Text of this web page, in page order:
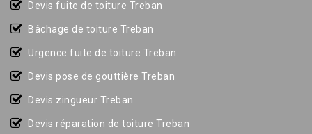
Devis fuite de toiture Treban
Bâchage de toiture Treban
Urgence fuite de toiture Treban
Devis pose de gouttière Treban
Devis zingueur Treban
Devis réparation de toiture Treban